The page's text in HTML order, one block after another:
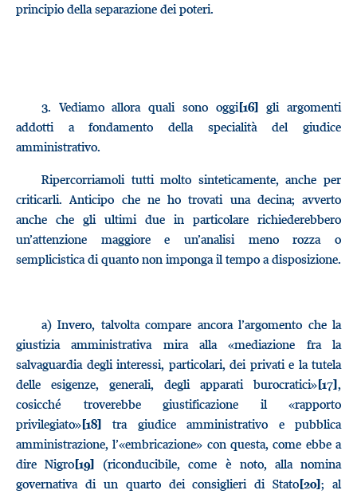
principio della separazione dei poteri.
3. Vediamo allora quali sono oggi[16] gli argomenti
addotti a fondamento della specialità del giudice
amministrativo.
Ripercorriamoli tutti molto sinteticamente, anche per
criticarli. Anticipo che ne ho trovati una decina; avverto
anche che gli ultimi due in particolare richiederebbero
un’attenzione maggiore e un’analisi meno rozza o
semplicistica di quanto non imponga il tempo a disposizione.
a) Invero, talvolta compare ancora l’argomento che la
giustizia amministrativa mira alla «mediazione fra la
salvaguardia degli interessi, particolari, dei privati e la tutela
delle esigenze, generali, degli apparati burocratici»[17],
cosicché troverebbe giustificazione il «rapporto
privilegiato»[18] tra giudice amministrativo e pubblica
amministrazione, l’«embricazione» con questa, come ebbe a
dire Nigro[19] (riconducibile, come è noto, alla nomina
governativa di un quarto dei consiglieri di Stato[20]; al